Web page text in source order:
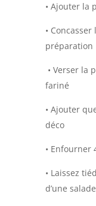
• Ajouter la
•
préparation
• Verser la
fariné
• Ajouter
déco
• Enfourner
• Laissez
d’une